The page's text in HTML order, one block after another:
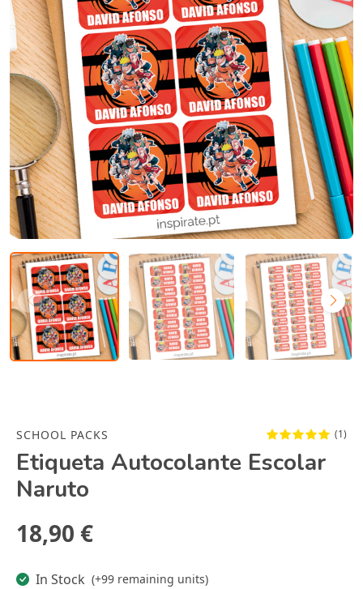
SCHOOL PACKS (1)
Etiqueta Autocolante Escolar
Naruto
18,90 €
In Stock (+99 remaining units)